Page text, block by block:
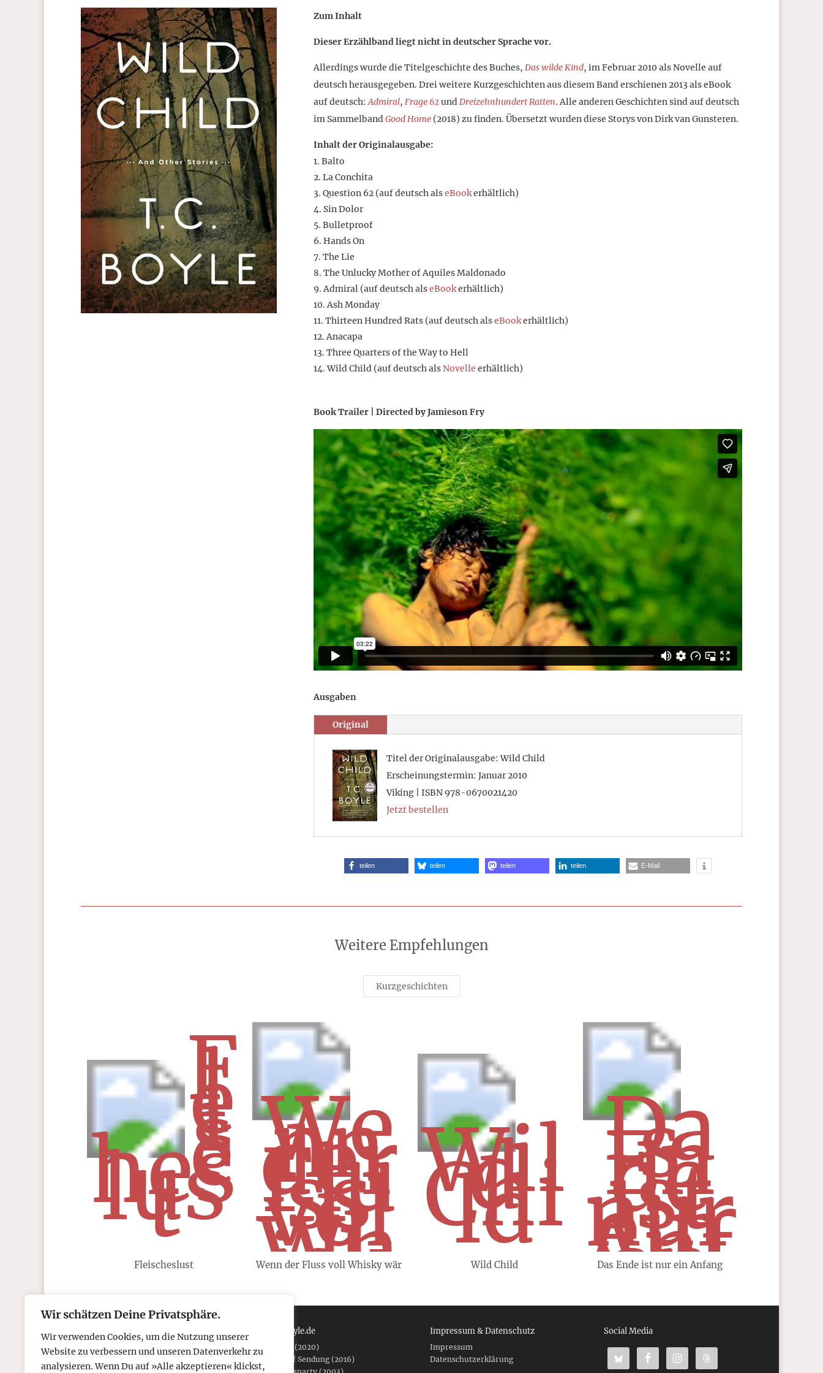
Wir schätzen Deine Privatsphäre.
Wir verwenden Cookies, um die Nutzung unserer
Website zu verbessern und unseren Datenverkehr zu
analysieren. Wenn Du auf »Alle akzeptieren« klickst,
Zum Inhalt
Dieser Erzählband liegt nicht in deutscher Sprache vor.
Allerdings wurde die Titelgeschichte des Buches, Das wilde Kind, im Februar 2010 als Novelle auf
deutsch herausgegeben. Drei weitere Kurzgeschichten aus diesem Band erschienen 2013 als eBook
auf deutsch:Admiral, Frage 62undDreizehnhundert Ratten. Alle anderen Geschichten sind auf deutsch
im SammelbandGood Home(2018) zu finden. Übersetzt wurden diese Storys von Dirk van Gunsteren.
Inhalt der Originalausgabe:
Balto
La Conchita
Question 62 (auf deutsch alseBookerhältlich)
Sin Dolor
Bulletproof
Hands On
The Lie
The Unlucky Mother of Aquiles Maldonado
Admiral (auf deutsch alseBookerhältlich)
Ash Monday
Thirteen Hundred Rats (auf deutsch alseBookerhältlich)
Anacapa
Three Quarters of the Way to Hell
Wild Child (auf deutsch alsNovelle erhältlich)
Book Trailer | Directed by Jamieson Fry
Ausgaben
Original
Titel der Originalausgabe: Wild Child
Erscheinungstermin: Januar 2010
Viking | ISBN 978-0670021420
Jetzt bestellen
teilen teilen teilen teilen E-Mail
Weitere Empfehlungen
Kurzgeschichten
Fleischeslust Wenn der Fluss voll Whisky wär Wild Child Das Ende ist nur ein Anfang
Kontakt
Telefon: 05306 912 418
Über tcboyle.de
Refreshed (2020)
Wieder auf Sendung (2016)
Impressum & Datenschutz
Impressum
Datenschutzerklärung
Social Media